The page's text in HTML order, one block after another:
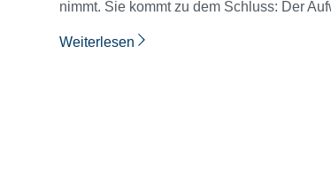
nimmt. Sie kommt zu dem Schluss: Der
Weiterlesen